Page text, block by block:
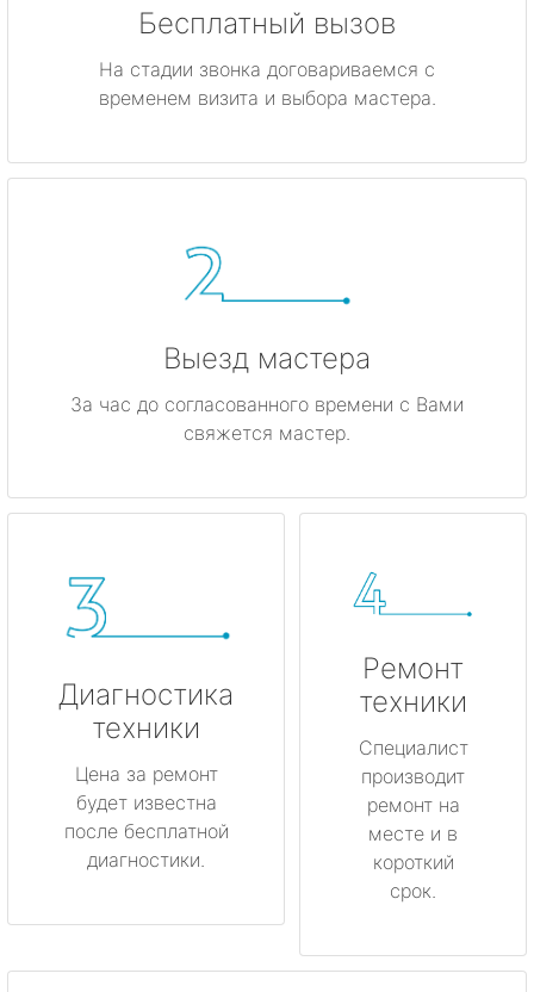
Бесплатный вызов
На стадии звонка договариваемся с
временем визита и выбора мастера.
Выезд мастера
За час до согласованного времени с Вами
свяжется мастер.
Диагностика
техники
Цена за ремонт
будет известна
после бесплатной
диагностики.
Ремонт
техники
Специалист
производит
ремонт на
месте и в
короткий
срок.